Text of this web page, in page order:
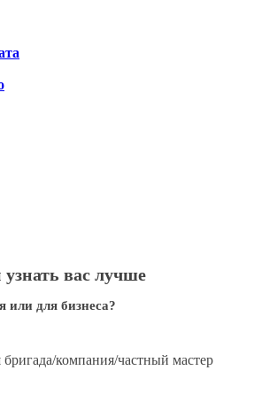
вас лучше
или для бизнеса?
компания/частный мастер